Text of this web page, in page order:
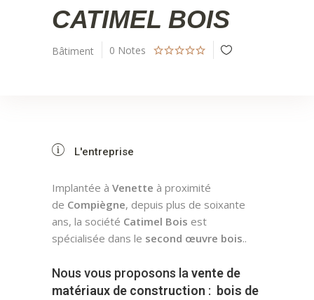
CATIMEL BOIS
Bâtiment 0 Notes
L'entreprise
Implantée à Venette à proximité
de Compiègne, depuis plus de soixante
ans, la société Catimel Bois est
spécialisée dans le second œuvre bois..
Nous vous proposons la vente de
matériaux de construction : bois de